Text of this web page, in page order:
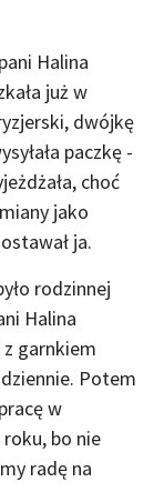
Halina
już w
dwójkę
paczkę -
choć
jako
ja.
rodzinnej
Halina
z garnkiem
Potem
w
bo nie
radę na